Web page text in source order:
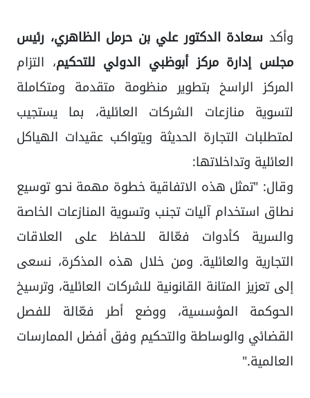
وأكد سعادة الدكتور علي بن حرمل الظاهري، رئيس
مجلس إدارة مركز أبوظبي الدولي للتحكيم، التزام
المركز الراسخ بتطوير منظومة متقدمة ومتكاملة
لتسوية منازعات الشركات العائلية، بما يستجيب
لمتطلبات التجارة الحديثة ويتواكب عقيدات الهياكل
العائلية وتداخلاتها:
وقال: "تمثل هذه الاتفاقية خطوة مهمة نحو توسيع
نطاق استخدام آليات تجنب وتسوية المنازعات الخاصة
والسرية كأدوات فعّالة للحفاظ على العلاقات
التجارية والعائلية. ومن خلال هذه المذكرة، نسعى
إلى تعزيز المتانة القانونية للشركات العائلية، وترسيخ
الحوكمة المؤسسية، ووضع أطر فعّالة للفصل
القضائي والوساطة والتحكيم وفق أفضل الممارسات
العالمية."